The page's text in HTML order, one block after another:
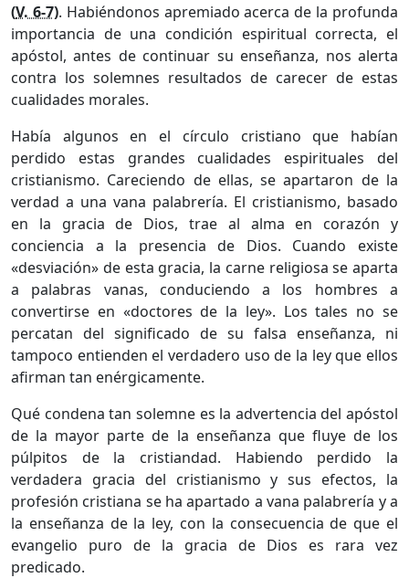
(V. 6-7). Habiéndonos apremiado acerca de la profunda
importancia de una condición espiritual correcta, el
apóstol, antes de continuar su enseñanza, nos alerta
contra los solemnes resultados de carecer de estas
cualidades morales.
Había algunos en el círculo cristiano que habían
perdido estas grandes cualidades espirituales del
cristianismo. Careciendo de ellas, se apartaron de la
verdad a una vana palabrería. El cristianismo, basado
en la gracia de Dios, trae al alma en corazón y
conciencia a la presencia de Dios. Cuando existe
«desviación» de esta gracia, la carne religiosa se aparta
a palabras vanas, conduciendo a los hombres a
convertirse en «doctores de la ley». Los tales no se
percatan del significado de su falsa enseñanza, ni
tampoco entienden el verdadero uso de la ley que ellos
afirman tan enérgicamente.
Qué condena tan solemne es la advertencia del apóstol
de la mayor parte de la enseñanza que fluye de los
púlpitos de la cristiandad. Habiendo perdido la
verdadera gracia del cristianismo y sus efectos, la
profesión cristiana se ha apartado a vana palabrería y a
la enseñanza de la ley, con la consecuencia de que el
evangelio puro de la gracia de Dios es rara vez
predicado.